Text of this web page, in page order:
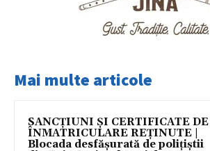
Mai multe articole
SANCȚIUNI ȘI CERTIFICATE DE
ÎNMATRICULARE REȚINUTE |
Blocada desfășurată de polițiștii